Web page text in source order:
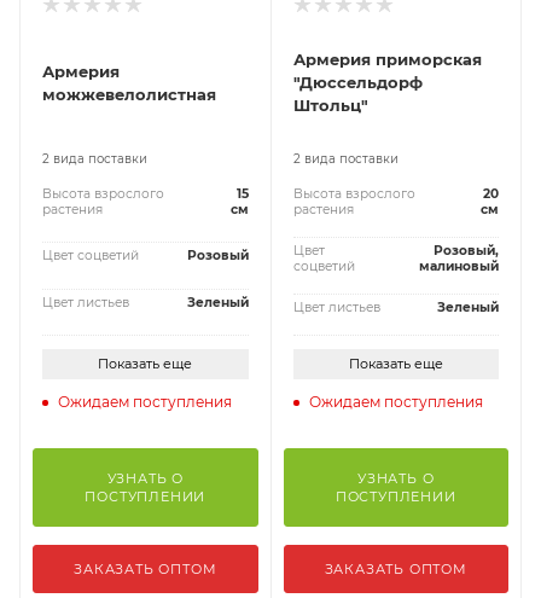
Армерия
можжевелолистная
2 вида поставки
Высота взрослого
растения
15
см
Цвет соцветий Розовый
Цвет листьев Зеленый
Показать еще
Ожидаем поступления
УЗНАТЬ О
ПОСТУПЛЕНИИ
ЗАКАЗАТЬ ОПТОМ
Армерия приморская
"Дюссельдорф
Штольц"
2 вида поставки
Высота взрослого
растения
20
см
Цвет
соцветий
Розовый,
малиновый
Цвет листьев Зеленый
Показать еще
Ожидаем поступления
УЗНАТЬ О
ПОСТУПЛЕНИИ
ЗАКАЗАТЬ ОПТОМ